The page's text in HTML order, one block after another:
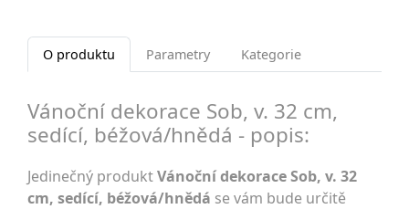
O produktu Parametry Kategorie
Vánoční dekorace Sob, v. 32 cm,
sedící, béžová/hnědá - popis:
Jedinečný produktVánoční dekorace Sob, v. 32
cm, sedící, béžová/hnědá se vám bude určitě